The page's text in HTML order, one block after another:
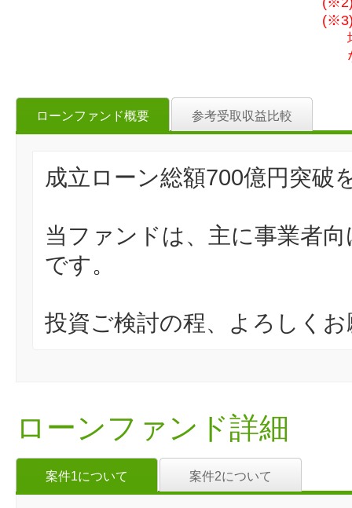
(※3)
ローンファンド概要 参考受取収益比較
成立ローン総額700億円突破
当ファンドは、主に事業者
です。
投資ご検討の程、よろしく
ローンファンド詳細
案件1について 案件2について